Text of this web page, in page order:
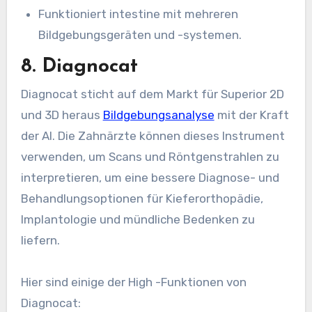
Funktioniert intestine mit mehreren
Bildgebungsgeräten und -systemen.
8. Diagnocat
Diagnocat sticht auf dem Markt für Superior 2D
und 3D heraus Bildgebungsanalyse mit der Kraft
der AI. Die Zahnärzte können dieses Instrument
verwenden, um Scans und Röntgenstrahlen zu
interpretieren, um eine bessere Diagnose- und
Behandlungsoptionen für Kieferorthopädie,
Implantologie und mündliche Bedenken zu
liefern.
Hier sind einige der High -Funktionen von
Diagnocat: